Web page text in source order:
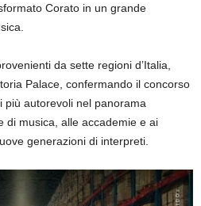
Corato in un grande
da sette regioni d’Italia,
Palace, confermando il concorso
autorevoli nel panorama
di musica, alle accademie e ai
generazioni di interpreti.